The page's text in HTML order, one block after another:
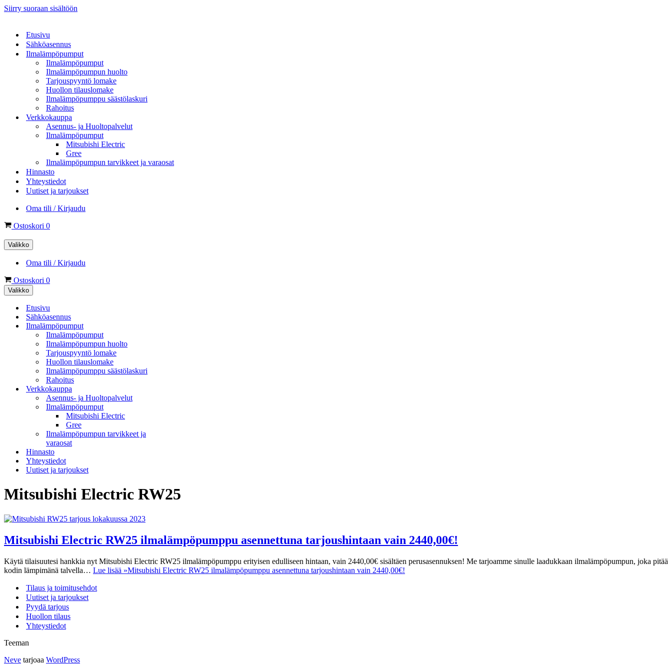
Siirry suoraan sisältöön
Etusivu
Sähköasennus
Ilmalämpöpumput
Ilmalämpöpumput
Ilmalämpöpumpun huolto
Tarjouspyyntö lomake
Huollon tilauslomake
Ilmalämpöpumppu säästölaskuri
Rahoitus
Verkkokauppa
Asennus- ja Huoltopalvelut
Ilmalämpöpumput
Mitsubishi Electric
Gree
Ilmalämpöpumpun tarvikkeet ja varaosat
Hinnasto
Yhteystiedot
Uutiset ja tarjoukset
Oma tili / Kirjaudu
Ostoskori 0
Valikko
Oma tili / Kirjaudu
Ostoskori 0
Valikko
Etusivu
Sähköasennus
Ilmalämpöpumput
Ilmalämpöpumput
Ilmalämpöpumpun huolto
Tarjouspyyntö lomake
Huollon tilauslomake
Ilmalämpöpumppu säästölaskuri
Rahoitus
Verkkokauppa
Asennus- ja Huoltopalvelut
Ilmalämpöpumput
Mitsubishi Electric
Gree
Ilmalämpöpumpun tarvikkeet ja
varaosat
Hinnasto
Yhteystiedot
Uutiset ja tarjoukset
Mitsubishi Electric RW25
Mitsubishi Electric RW25 ilmalämpöpumppu asennettuna tarjoushintaan vain 2440,00€!
Käytä tilaisuutesi hankkia nyt Mitsubishi Electric RW25 ilmalämpöpumppu erityisen edulliseen hintaan, vain 2440,00€ sisältäen perusasennuksen! Me tarjoamme sinulle laadukkaan ilmalämpöpumpun, joka pitää
kodin lämpimänä talvella… Lue lisää »Mitsubishi Electric RW25 ilmalämpöpumppu asennettuna tarjoushintaan vain 2440,00€!
Tilaus ja toimitusehdot
Uutiset ja tarjoukset
Pyydä tarjous
Huollon tilaus
Yhteystiedot
Teeman
Neve tarjoaa WordPress